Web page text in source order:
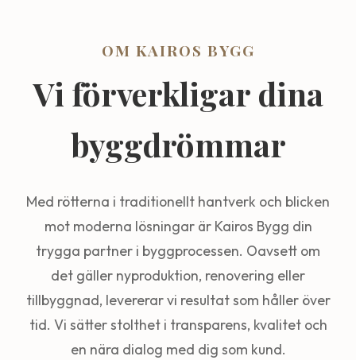
OM KAIROS BYGG
Vi förverkligar dina
byggdrömmar
Med rötterna i traditionellt hantverk och blicken
mot moderna lösningar är Kairos Bygg din
trygga partner i byggprocessen. Oavsett om
det gäller nyproduktion, renovering eller
tillbyggnad, levererar vi resultat som håller över
tid. Vi sätter stolthet i transparens, kvalitet och
en nära dialog med dig som kund.